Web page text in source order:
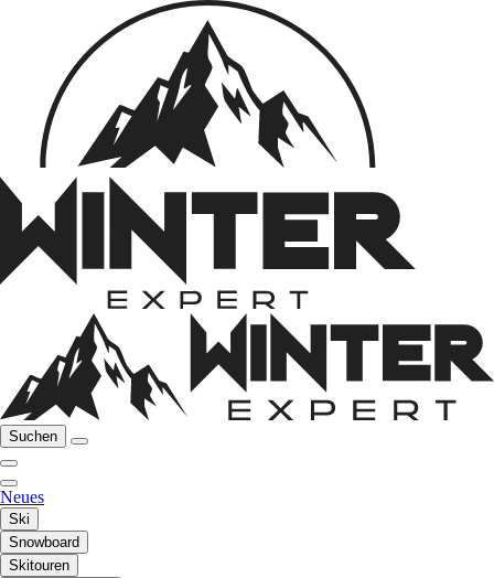
Suchen
Neues
Ski
Snowboard
Skitouren